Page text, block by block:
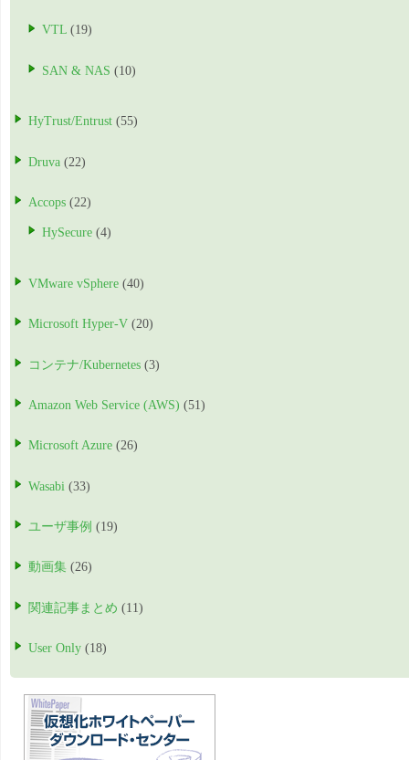
VTL (19)
SAN & NAS (10)
HyTrust/Entrust (55)
Druva (22)
Accops (22)
HySecure (4)
VMware vSphere (40)
Microsoft Hyper-V (20)
コンテナ/Kubernetes (3)
Amazon Web Service (AWS) (51)
Microsoft Azure (26)
Wasabi (33)
ユーザ事例 (19)
動画集 (26)
関連記事まとめ (11)
User Only (18)